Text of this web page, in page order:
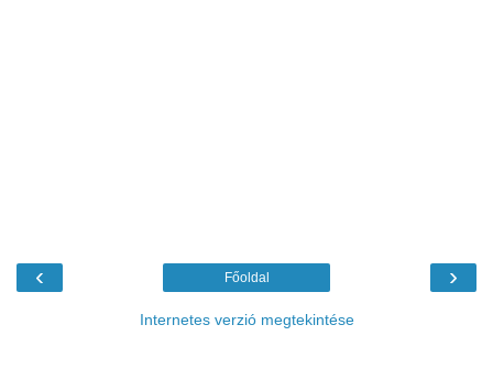
‹ ›
Főoldal
Internetes verzió megtekintése